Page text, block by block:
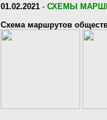
01.02.2021 - СХЕМЫ
Схема маршрутов